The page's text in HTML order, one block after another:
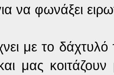
να φωνάξει
με το
μας